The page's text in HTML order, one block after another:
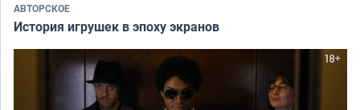
АВТОРСКОЕ
История игрушек в эпоху экранов